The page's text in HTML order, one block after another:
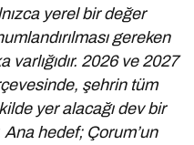
yerel bir değer
gereken
2026 ve 2027
şehrin tüm
yer alacağı dev bir
hedef; Çorum’un